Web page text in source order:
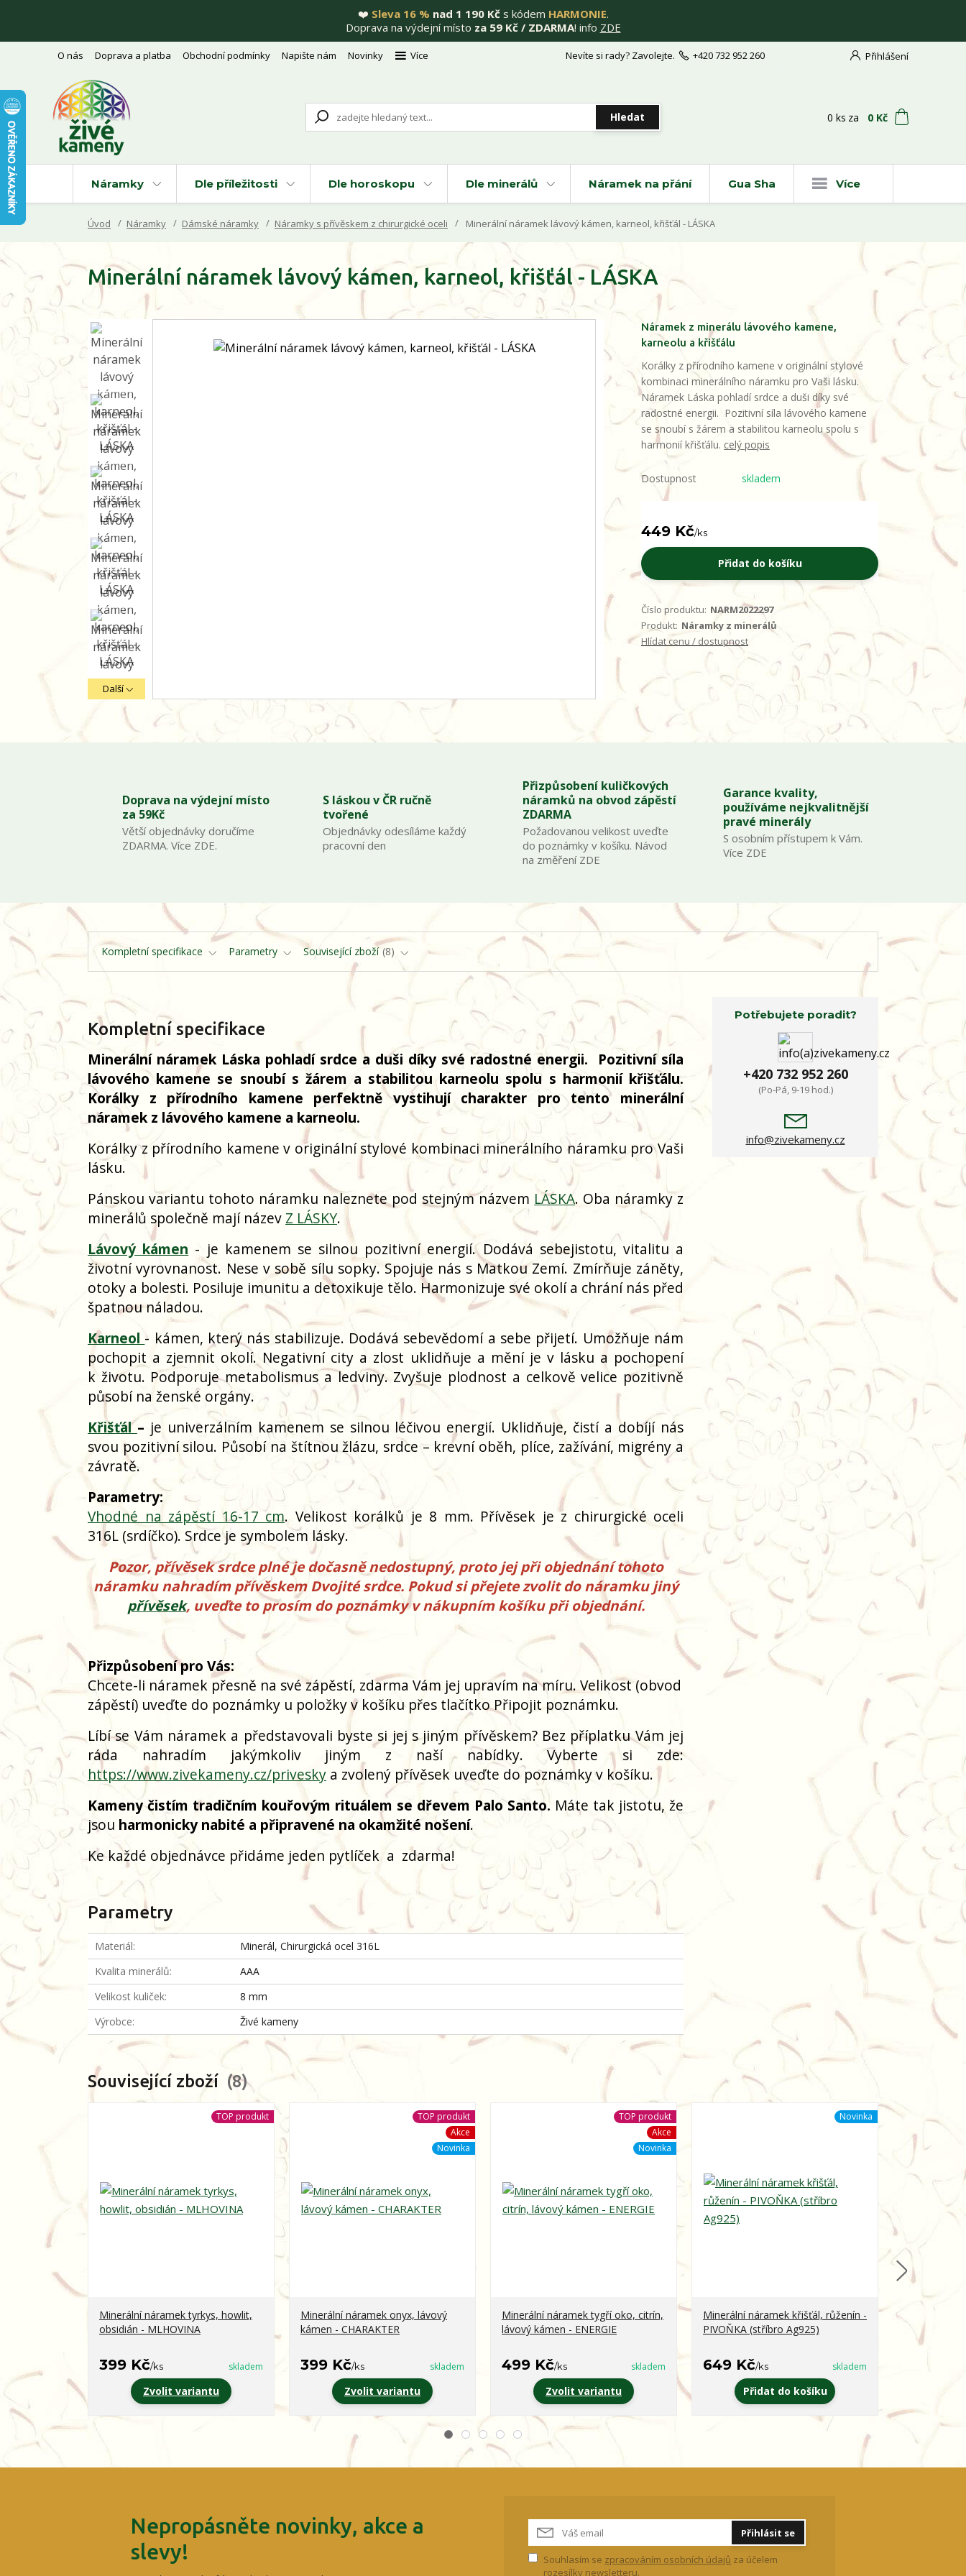
❤️ Sleva 16 % nad 1 190 Kčs kódem HARMONIE.
Doprava na výdejní místo za 59 Kč / ZDARMA! info ZDE
O nás Doprava a platba Obchodní podmínky Napište nám Novinky Více Přihlášení
Hledat
Nevíte si rady? Zavolejte. +420 732 952 260
0 ks za 0 Kč
Náramky Dle příležitosti Dle horoskopu Dle minerálů Náramek na přání Gua Sha Více
Úvod Náramky Dámské náramky Náramky s přívěskem z chirurgické oceli Minerální náramek lávový kámen, karneol, křišťál - LÁSKA
Minerální náramek lávový kámen, karneol, křišťál - LÁSKA
Další
Náramek z minerálu lávového kamene,
karneolu a křišťálu
Korálky z přírodního kamene v originální stylové
kombinaci minerálního náramku pro Vaši lásku.
Náramek Láska pohladí srdce a duši díky své
radostné energii. Pozitivní síla lávového kamene
se snoubí s žárem a stabilitou karneolu spolu s
harmonií křišťálu. celý popis
Dostupnost skladem
449 Kč/ks
Přidat do košíku
Číslo produktu: NARM2022297
Produkt: Náramky z minerálů
Hlídat cenu / dostupnost
Doprava na výdejní místo
za 59Kč
Větší objednávky doručíme
ZDARMA. Více ZDE.
S láskou v ČR ručně
tvořené
Objednávky odesíláme každý
pracovní den
Přizpůsobení kuličkových
náramků na obvod zápěstí
ZDARMA
Požadovanou velikost uveďte
do poznámky v košíku. Návod
na změření ZDE
Garance kvality,
používáme nejkvalitnější
pravé minerály
S osobním přístupem k Vám.
Více ZDE
Kompletní specifikace Parametry Související zboží 8
Kompletní specifikace
Minerální náramek Láska pohladí srdce a duši díky své radostné energii. Pozitivní síla
lávového kamene se snoubí s žárem a stabilitou karneolu spolu s harmonií křišťálu.
Korálky z přírodního kamene perfektně vystihují charakter pro tento minerální
náramek z lávového kamene a karneolu.
Korálky z přírodního kamene v originální stylové kombinaci minerálního náramku pro Vaši
lásku.
Pánskou variantu tohoto náramku naleznete pod stejným názvem LÁSKA. Oba náramky z
minerálů společně mají název Z LÁSKY.
Lávový kámen - je kamenem se silnou pozitivní energií. Dodává sebejistotu, vitalitu a
životní vyrovnanost. Nese v sobě sílu sopky. Spojuje nás s Matkou Zemí. Zmírňuje záněty,
otoky a bolesti. Posiluje imunitu a detoxikuje tělo. Harmonizuje své okolí a chrání nás před
špatnou náladou.
Karneol - kámen, který nás stabilizuje. Dodává sebevědomí a sebe přijetí. Umožňuje nám
pochopit a zjemnit okolí. Negativní city a zlost uklidňuje a mění je v lásku a pochopení
k životu. Podporuje metabolismus a ledviny. Zvyšuje plodnost a celkově velice pozitivně
působí na ženské orgány.
Křišťál– je univerzálním kamenem se silnou léčivou energií. Uklidňuje, čistí a dobíjí nás
svou pozitivní silou. Působí na štítnou žlázu, srdce – krevní oběh, plíce, zažívání, migrény a
závratě.
Parametry:
Vhodné na zápěstí 16-17 cm. Velikost korálků je 8 mm. Přívěsek je z chirurgické oceli
316L (srdíčko). Srdce je symbolem lásky.
Pozor, přívěsek srdce plné je dočasně nedostupný, proto jej při objednání tohoto
náramku nahradím přívěskem Dvojité srdce. Pokud si přejete zvolit do náramku jiný
přívěsek, uveďte to prosím do poznámky v nákupním košíku při objednání.
Přizpůsobení pro Vás:
Chcete-li náramek přesně na své zápěstí, zdarma Vám jej upravím na míru. Velikost (obvod
zápěstí) uveďte do poznámky u položky v košíku přes tlačítko Připojit poznámku.
Líbí se Vám náramek a představovali byste si jej s jiným přívěskem? Bez příplatku Vám jej
ráda nahradím jakýmkoliv jiným z naší nabídky. Vyberte si zde:
https://www.zivekameny.cz/privesky a zvolený přívěsek uveďte do poznámky v košíku.
Kameny čistím tradičním kouřovým rituálem se dřevem Palo Santo. Máte tak jistotu, že
jsou harmonicky nabité a připravené na okamžité nošení.
Ke každé objednávce přidáme jeden pytlíček a zdarma!
Parametry
Materiál
Minerál, Chirurgická ocel 316L
Kvalita minerálů
AAA
Velikost kuliček
8 mm
Výrobce
Živé kameny
Potřebujete poradit?
+420 732 952 260
(Po-Pá, 9-19 hod.)
info@zivekameny.cz
Související zboží 8
TOP produkt
Minerální náramek tyrkys, howlit,
obsidián - MLHOVINA
399 Kč/ks skladem
Zvolit variantu
TOP produkt
Akce
Novinka
Minerální náramek onyx, lávový
kámen - CHARAKTER
399 Kč/ks skladem
Zvolit variantu
TOP produkt
Akce
Novinka
Minerální náramek tygří oko, citrín,
lávový kámen - ENERGIE
499 Kč/ks skladem
Zvolit variantu
Novinka
Minerální náramek křišťál, růženín -
PIVOŇKA (stříbro Ag925)
649 Kč/ks skladem
Přidat do košíku
obsidián -
399 Kč
Nepropásněte novinky, akce a
slevy!
Přihlásit se
Souhlasím se zpracováním osobních údajů za účelem
rozesílky newsletteru.